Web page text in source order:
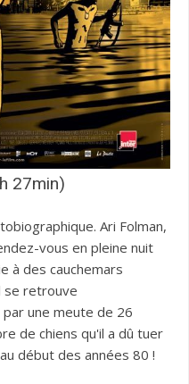
27min)
Ari Folman,
vous en pleine nuit
à des cauchemars
se retrouve
une meute de 26
de chiens qu'il a dû tuer
début des années 80 !